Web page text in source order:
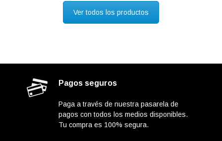
Ver todos los productos
Pagos seguros
Paga a través de nuestra pasarela de
pagos con todos los medios disponibles.
Tu compra es 100% segura.